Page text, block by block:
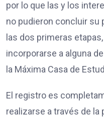
por lo que las y los
no pudieron concluir su
las dos primeras
incorporarse a alguna
la Máxima Casa de
El registro es
realizarse a través de